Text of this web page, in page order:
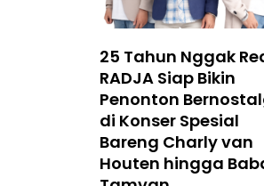
25 Tahun Nggak
RADJA Siap Bikin
Penonton
di Konser Spesial
Bareng Charly van
Houten hingga